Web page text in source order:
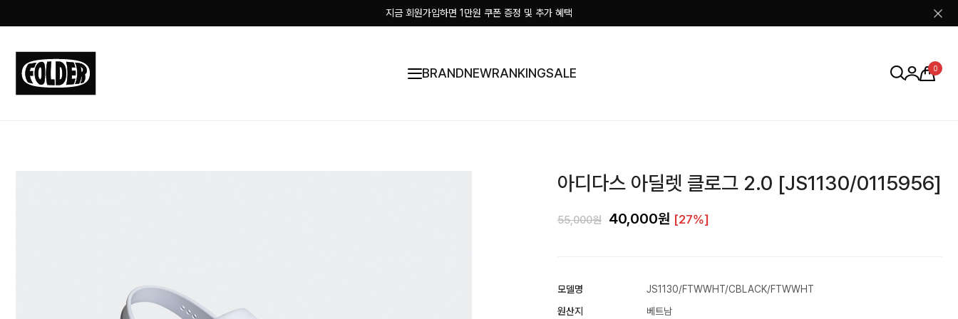
지금 회원가입하면 1만원 쿠폰 증정 및 추가 혜택
BRANDNEWRANKINGSALE 0
아디다스 아딜렛 클로그 2.0 [JS1130/0115956]
55,000원 40,000원 [27%]
모델명
JS1130/FTWWHT/CBLACK/FTWWHT
원산지
베트남